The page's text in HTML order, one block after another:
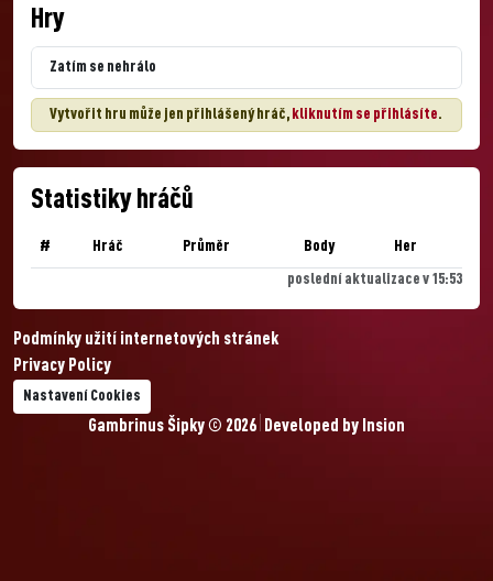
Hry
Zatím se nehrálo
Vytvořit hru může jen přihlášený hráč, kliknutím se přihlásíte.
Statistiky hráčů
# Hráč Průměr Body Her
poslední aktualizace v 15:53
Podmínky užití internetových stránek
Privacy Policy
Nastavení Cookies
Gambrinus Šipky © 2026 Developed by Insion